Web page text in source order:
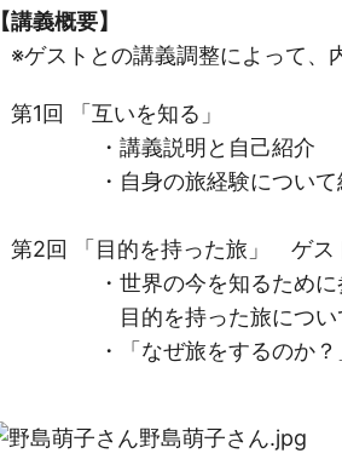
【講義概要】
※ゲストとの講義調整によって、
第1回 「互いを知る」
・講義説明と自己紹介
・自身の旅経験について紹介
第2回 「目的を持った旅」 ゲス
・世界の今を知るために参加
目的を持った旅について話
・「なぜ旅をするのか？」に